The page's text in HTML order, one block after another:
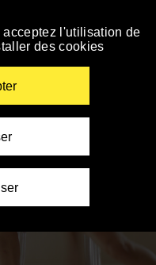
acceptez l'utilisation de
des cookies